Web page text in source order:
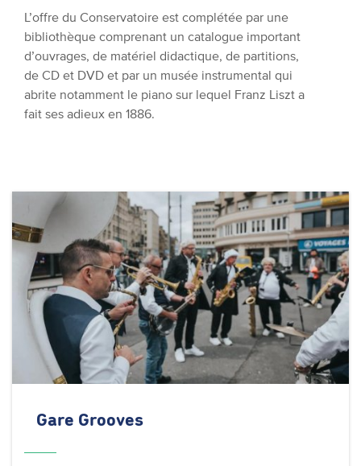
L’offre du Conservatoire est complétée par une
bibliothèque comprenant un catalogue important
d’ouvrages, de matériel didactique, de partitions,
de CD et DVD et par un musée instrumental qui
abrite notamment le piano sur lequel Franz Liszt a
fait ses adieux en 1886.
Gare Grooves